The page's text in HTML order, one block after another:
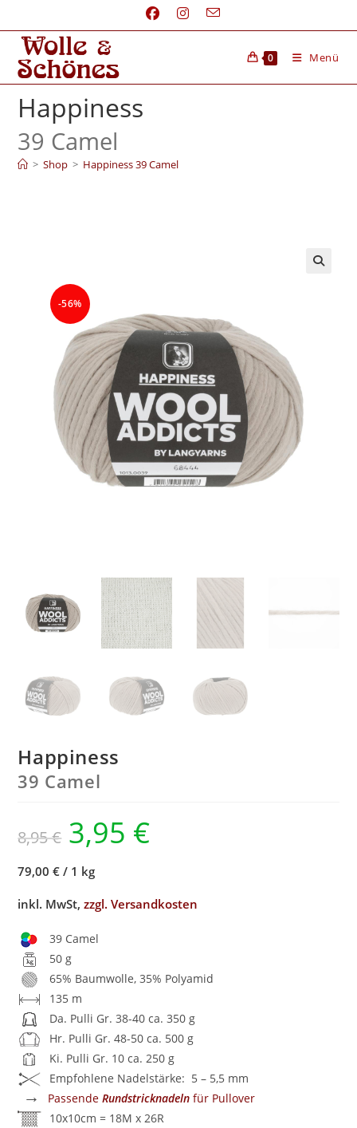
0 Menü
Happiness
39 Camel
> Shop > Happiness 39 Camel
-56%
Happiness
39 Camel
8,95€ 3,95 €
79,00 € / 1 kg
inkl. MwSt,zzgl. Versandkosten
39 Camel
50 g
65% Baumwolle, 35% Polyamid
135 m
Da. Pulli Gr. 38-40 ca. 350 g
Hr. Pulli Gr. 48-50 ca. 500 g
Ki. Pulli Gr. 10 ca. 250 g
Empfohlene Nadelstärke: 5 – 5,5 mm
→ PassendeRundstricknadeln für Pullover
10x10cm = 18M x 26R